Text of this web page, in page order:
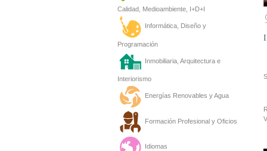
Calidad, Medioambiente, I+D+I
Informática, Diseño y
Programación
Inmobiliaria, Arquitectura e
Interiorismo
Energías Renovables y Agua
Formación Profesional y Oficios
Idiomas